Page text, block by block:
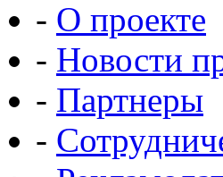
- О проекте
- Новости
- Партнеры
-